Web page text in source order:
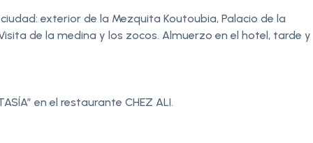
exterior de la Mezquita Koutoubia, Palacio de la
de la medina y los zocos. Almuerzo en el hotel, tarde y
en el restaurante CHEZ ALI.